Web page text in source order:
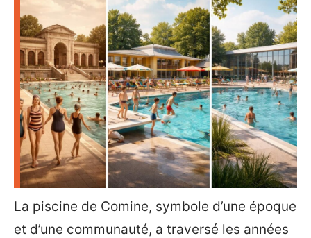
La piscine de Comine, symbole d’une époque
et d’une communauté, a traversé les années